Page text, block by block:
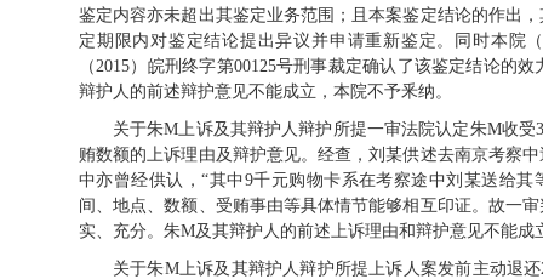
鉴定内容亦未超出其鉴定业务范围；且本案鉴定结论的作出
定期限内对鉴定结论提出异议并申请重新鉴定。同时本院
（2015）皖刑终字第00125号刑事裁定确认了该鉴定结论的
辩护人的前述辩护意见不能成立，本院不予釆纳。
关于朱M上诉及其辩护人辩护所提一审法院认定朱M收
贿数额的上诉理由及辩护意见。经查，刘某供述去南京考察
中亦曾经供认，“其中9千元购物卡系在考察途中刘某送给
间、地点、数额、受贿事由等具体情节能够相互印证。故一
实、充分。朱M及其辩护人的前述上诉理由和辩护意见不能成
关于朱M上诉及其辩护人辩护所提上诉人案发前主动退